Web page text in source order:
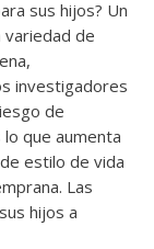
sus hijos? Un
variedad de
investigadores
de
que aumenta
estilo de vida
Las
hijos a